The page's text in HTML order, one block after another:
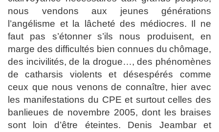
nous vendons aux jeunes générations
l’angélisme et la lâcheté des médiocres. Il ne
faut pas s’étonner s’ils nous produisent, en
marge des difficultés bien connues du chômage,
des incivilités, de la drogue…, des phénomènes
de
catharsis violents et désespérés comme
ceux que nous venons de connaître, hier avec
les manifestations du CPE et surtout celles des
banlieues de novembre 2005, dont les braises
sont
loin d’être éteintes. Denis Jeambar et